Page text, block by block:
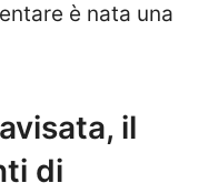
è nata una
il
di